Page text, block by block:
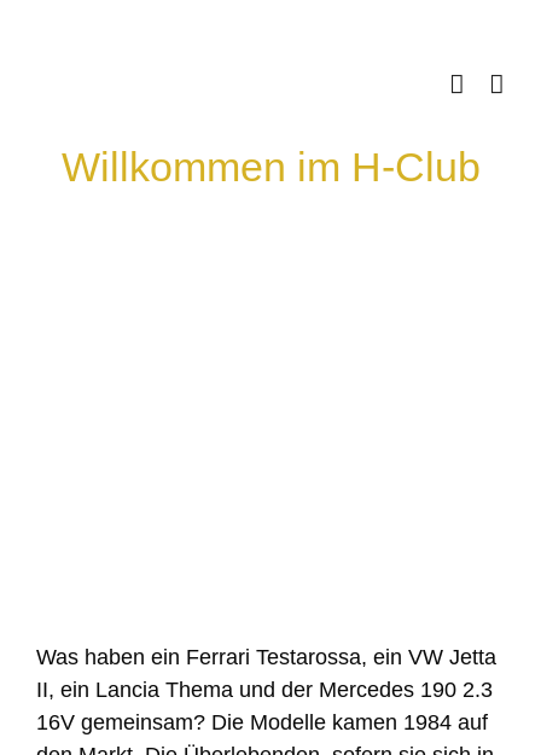
Willkommen im H-Club
Was haben ein Ferrari Testarossa, ein VW Jetta
II, ein Lancia Thema und der Mercedes 190 2.3
16V gemeinsam? Die Modelle kamen 1984 auf